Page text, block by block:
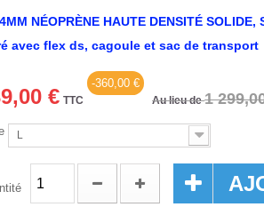
NÉOPRÈNE HAUTE DENSITÉ SOLIDE,
avec flex ds, cagoule et sac de transport
€ TTC
-360,00 €
Au lieu de1
L